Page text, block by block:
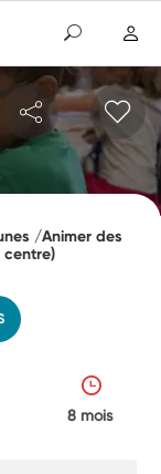
/Animer des
centre)
8 mois